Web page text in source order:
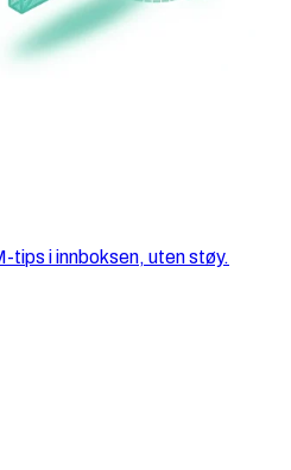
tips i innboksen, uten støy.